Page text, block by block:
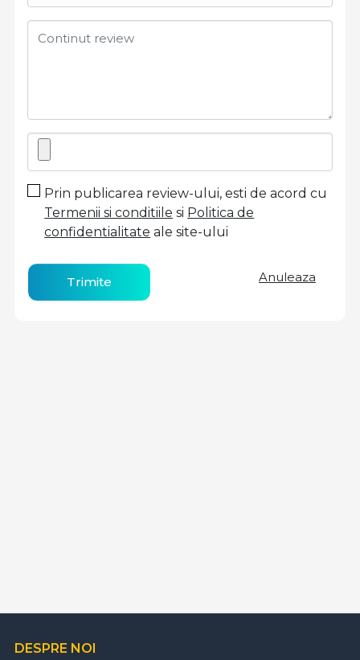
Continut review
Prin publicarea review-ului, esti de acord cu
Termenii si conditiile si Politica de
confidentialitate ale site-ului
Trimite Anuleaza
DESPRE NOI